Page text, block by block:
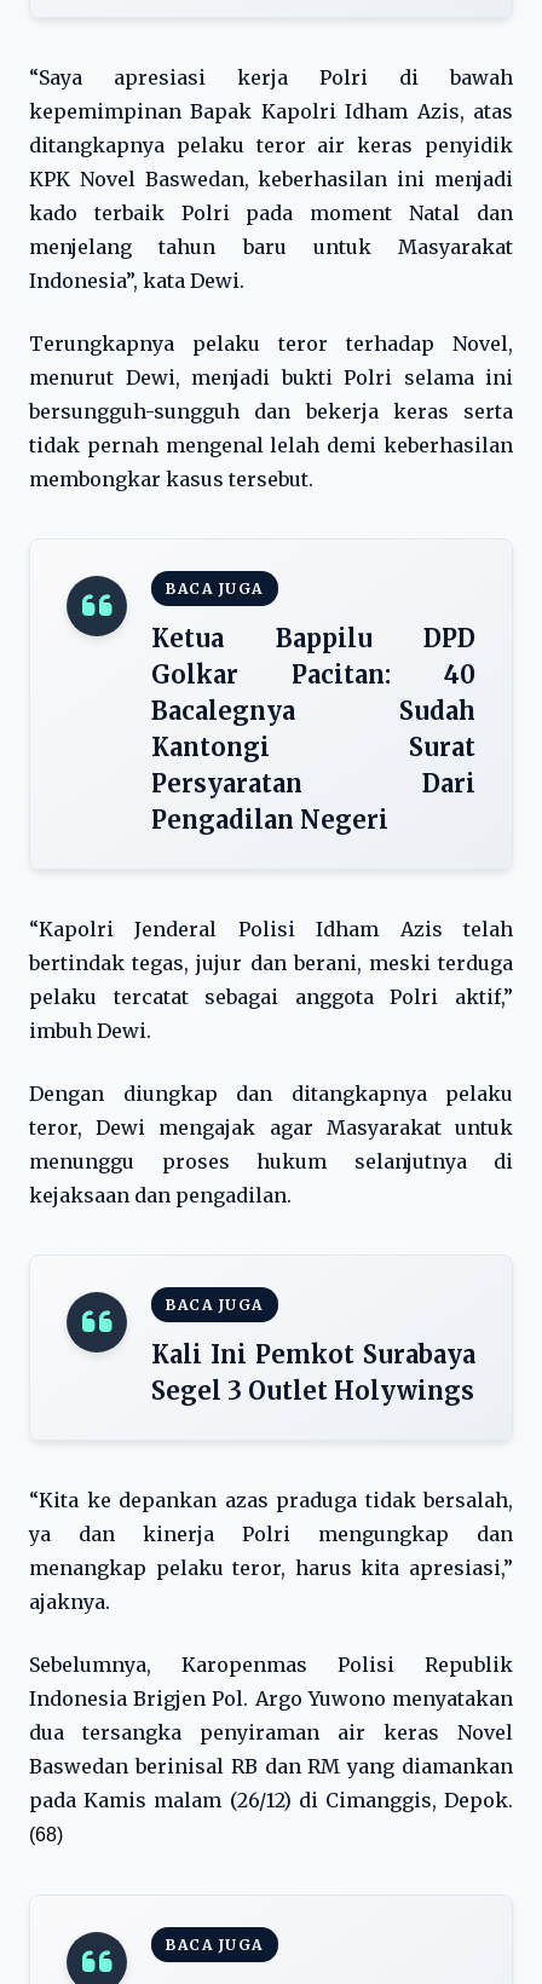
“Saya apresiasi kerja Polri di bawah
kepemimpinan Bapak Kapolri Idham Azis, atas
ditangkapnya pelaku teror air keras penyidik
KPK Novel Baswedan, keberhasilan ini menjadi
kado terbaik Polri pada moment Natal dan
menjelang tahun baru untuk Masyarakat
Indonesia”, kata Dewi.
Terungkapnya pelaku teror terhadap Novel,
menurut Dewi, menjadi bukti Polri selama ini
bersungguh-sungguh dan bekerja keras serta
tidak pernah mengenal lelah demi keberhasilan
membongkar kasus tersebut.
BACA JUGA
Ketua Bappilu DPD
Golkar Pacitan: 40
Bacalegnya Sudah
Kantongi Surat
Persyaratan Dari
Pengadilan Negeri
“Kapolri Jenderal Polisi Idham Azis telah
bertindak tegas, jujur dan berani, meski terduga
pelaku tercatat sebagai anggota Polri aktif,”
imbuh Dewi.
Dengan diungkap dan ditangkapnya pelaku
teror, Dewi mengajak agar Masyarakat untuk
menunggu proses hukum selanjutnya di
kejaksaan dan pengadilan.
BACA JUGA
Kali Ini Pemkot Surabaya
Segel 3 Outlet Holywings
“Kita ke depankan azas praduga tidak bersalah,
ya dan kinerja Polri mengungkap dan
menangkap pelaku teror, harus kita apresiasi,”
ajaknya.
Sebelumnya, Karopenmas Polisi Republik
Indonesia Brigjen Pol. Argo Yuwono menyatakan
dua tersangka penyiraman air keras Novel
Baswedan berinisal RB dan RM yang diamankan
pada Kamis malam (26/12) di Cimanggis, Depok.
(68)
BACA JUGA